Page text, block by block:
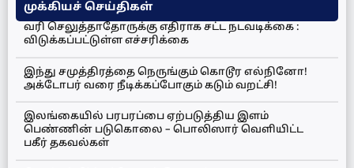
முக்கியச் செய்திகள்
வரி செலுத்தாதோருக்கு எதிராக சட்ட நடவடிக்கை :
விடுக்கப்பட்டுள்ள எச்சரிக்கை
இந்து சமுத்திரத்தை நெருங்கும் கொடூர எல்நினோ!
அக்டோபர் வரை நீடிக்கப்போகும் கடும் வறட்சி!
இலங்கையில் பரபரப்பை ஏற்படுத்திய இளம்
பெண்ணின் படுகொலை – பொலிஸார் வெளியிட்ட
பகீர் தகவல்கள்